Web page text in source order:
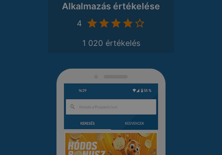
Alkalmazás értékelése
4
1 020 értékelés